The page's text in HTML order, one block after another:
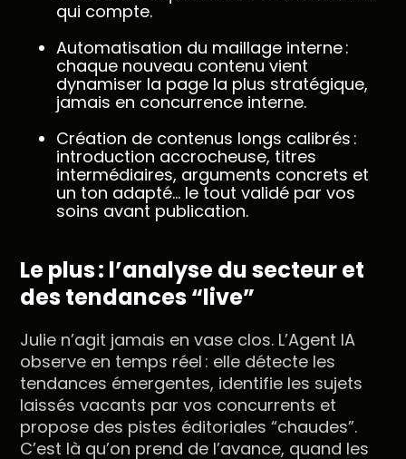
qui compte.
Automatisation du maillage interne :
chaque nouveau contenu vient
dynamiser la page la plus stratégique,
jamais en concurrence interne.
Création de contenus longs calibrés :
introduction accrocheuse, titres
intermédiaires, arguments concrets et
un ton adapté… le tout validé par vos
soins avant publication.
Le plus : l’analyse du secteur et
des tendances “live”
Julie n’agit jamais en vase clos. L’Agent IA
observe en temps réel : elle détecte les
tendances émergentes, identifie les sujets
laissés vacants par vos concurrents et
propose des pistes éditoriales “chaudes”.
C’est là qu’on prend de l’avance, quand les